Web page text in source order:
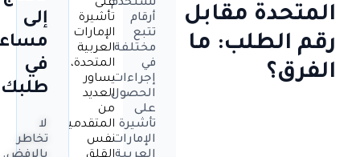
المتحدة مقابل
رقم الطلب: ما
الفرق؟
تُستخدم
أرقام
تتبع
مختلفة
في
إجراءات
الحصول
على
تأشيرة
الإمارات
على
تأشيرة
الإمارات
العربية
المتحدة،
يساور
العديد
من
المتقدمين
نفس
إلى
في
لا
تخاطر